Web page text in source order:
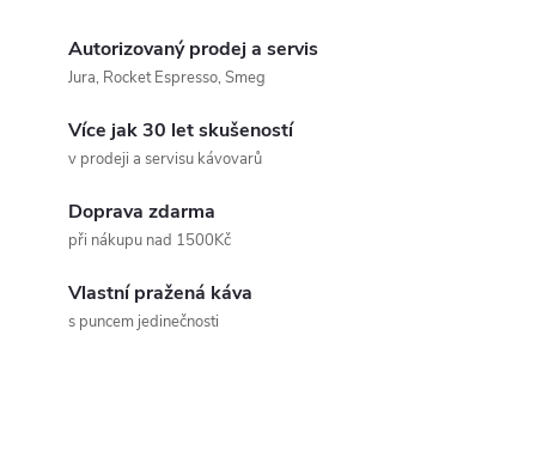
Autorizovaný prodej a servis
Jura, Rocket Espresso, Smeg
Více jak 30 let skušeností
v prodeji a servisu kávovarů
Doprava zdarma
při nákupu nad 1500Kč
Vlastní pražená káva
s puncem jedinečnosti